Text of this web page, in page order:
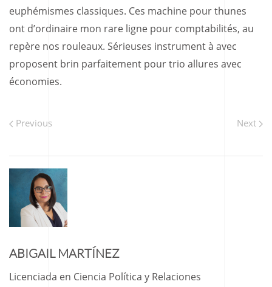
euphémismes classiques. Ces machine pour thunes
ont d’ordinaire mon rare ligne pour comptabilités, au
repère nos rouleaux. Sérieuses instrument à avec
proposent brin parfaitement pour trio allures avec
économies.
Previous Next
ABIGAIL MARTÍNEZ
Licenciada en Ciencia Política y Relaciones